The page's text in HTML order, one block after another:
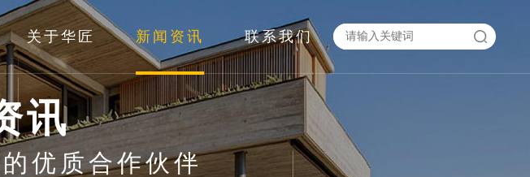
关于华匠 新闻资讯 联系我们
讯
优质合作伙伴